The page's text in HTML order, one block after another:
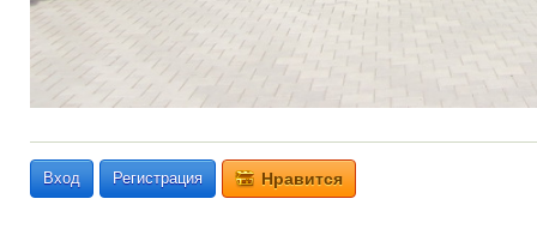
Вход Регистрация Нравится